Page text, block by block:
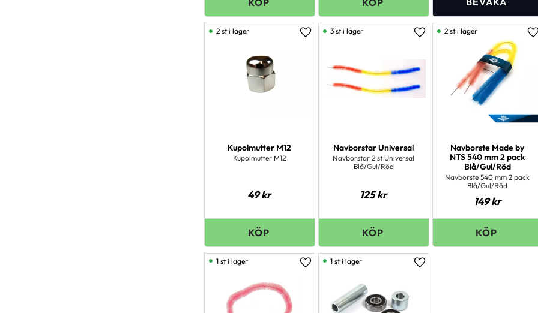
Kupolmutter M12
Kupolmutter M12
49kr
Lägg till i favoriter
2 st i lager
Navborstar Universal
Navborstar 2 st Universal
Blå/Gul/Röd
125kr
Lägg till i favoriter
3 st i lager
Navborste Made by
NTS 540 mm 2 pack
Blå/Gul/Röd
Navborste 540 mm 2 pack
Blå/Gul/Röd
149kr
2 st i lager
Lägg till i favoriter
1 st i lager
Lägg till i favoriter
1 st i lager